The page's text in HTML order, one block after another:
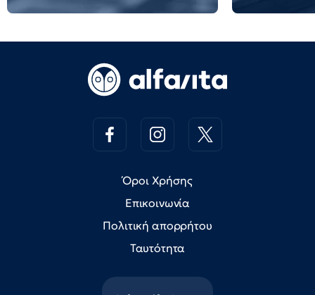
Όροι Χρήσης
Επικοινωνία
Πολιτική απορρήτου
Ταυτότητα